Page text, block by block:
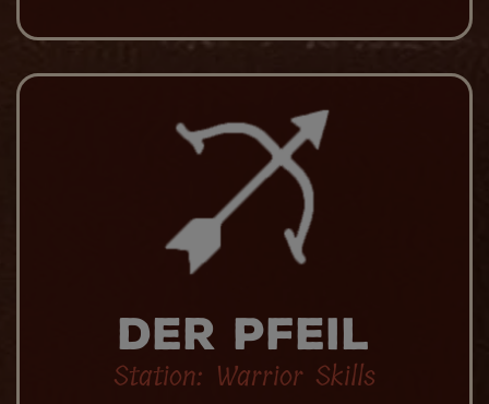
Der Pfeil
Station: Warrior Skills